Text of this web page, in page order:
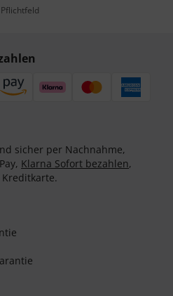
sicher per Nachnahme,
Klarna Sofort bezahlen,